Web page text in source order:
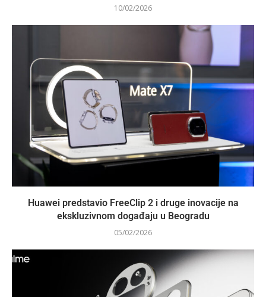
10/02/2026
Huawei predstavio FreeClip 2 i druge inovacije na
ekskluzivnom događaju u Beogradu
05/02/2026